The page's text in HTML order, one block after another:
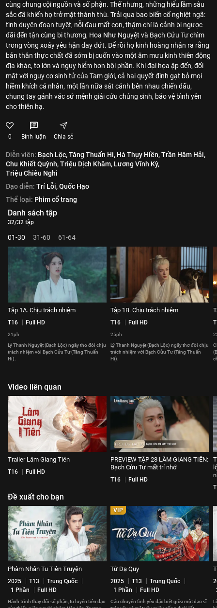
cùng chung cội nguồn và số phận. Thế nhưng, những hiểu lầm sâu
sắc đã khiến họ trở mặt thành thù. Trải qua bao biến cố nghiệt ngã:
tình duyên đoạn tuyệt, nỗi đau mất con, thậm chí là cảnh bị ngược
đãi đến tận cùng bi thương, Hoa Như Nguyệt và Bạch Cửu Tư chìm
trong vòng xoáy yêu hận day dứt. Để rồi họ kinh hoàng nhận ra rằng
bản thân thực chất đã sớm bị cuốn vào một âm mưu kinh thiên động
địa khác, to lớn và nguy hiểm hơn bội phần. Khi đại họa ập đến, đối
mặt với nguy cơ sinh tử của Tam giới, cả hai quyết định gạt bỏ mọi
hiềm khích cá nhân, một lần nữa sát cánh bên nhau chiến đấu,
chung tay gánh vác sứ mệnh giải cứu chúng sinh, bảo vệ bình yên
cho thiên hạ.
0 Bình luận Chia sẻ
Diễn viên: Bạch Lộc,Tăng Thuấn Hi, Hà Thụy Hiền,Trần Hâm Hải,
Chu Khiết Quỳnh,Triệu Dịch Khâm, Lương Vĩnh Kỳ,
Triệu Chiêu Nghi
Đạo diễn: Trí Lỗi,Quốc Hạo
Thể loại: Phim cổ trang
Danh sách tập
32/32 tập
01-30 31-60 61-64
Tập 1A. Chịu trách nhiệm
T16 Full HD
21ph
Lý Thanh Nguyệt (Bạch Lộc) ngây thơ đòi chịu
trách nhiệm với Bạch Cửu Tư (Tăng Thuấn
Hi).
Tập 1B. Chịu trách nhiệm
T16 Full HD
25ph
Lý Thanh Nguyệt (Bạch Lộc) ngây thơ đòi chịu
trách nhiệm với Bạch Cửu Tư (Tăng Thuấn
Hi).
Video liên quan
Trailer Lâm Giang Tiên
T16 Full HD
PREVIEW TẬP 28 LÂM GIANG TIÊN:
Bạch Cửu Tư mất trí nhớ
T16 Full HD
Đề xuất cho bạn
Phàm Nhân Tu Tiên Truyện
2025 T13
Trung Quốc
1 Phần
Full HD
Hành trình thay đổi số phận, tu luyện tiên đạo
VIP
Tử Dạ Quy
2025 T13
Trung Quốc
1 Phần
Full HD
Câu chuyện tình yêu đặc biệt giữa một đạo sĩ